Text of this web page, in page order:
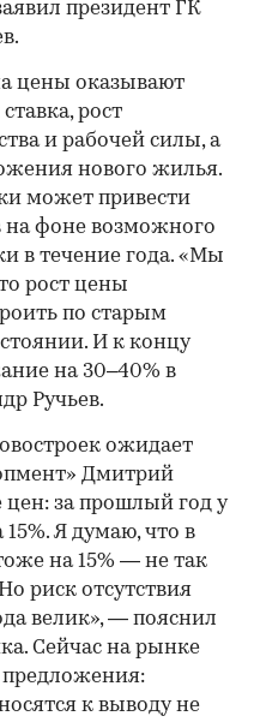
президент ГК
цены оказывают
рост
и рабочей силы, а
нового жилья.
может привести
на фоне возможного
в течение года. «Мы
рост цены
по старым
И к концу
на 30–40% в
Ручьев.
ожидает
Дмитрий
за прошлый год у
Я думаю, что в
на 15% — не так
риск отсутствия
велик», — пояснил
Сейчас на рынке
предложения:
к выводу не